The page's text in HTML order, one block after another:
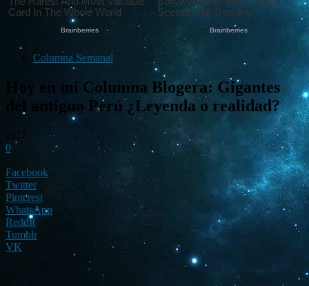
Columna Semanal
Hoy en mi Columna Blogera: Gigantes
del antiguo Perú ¿Leyenda o realidad?
2117
0
Facebook
Twitter
Pinterest
WhatsApp
ReddIt
Tumblr
VK